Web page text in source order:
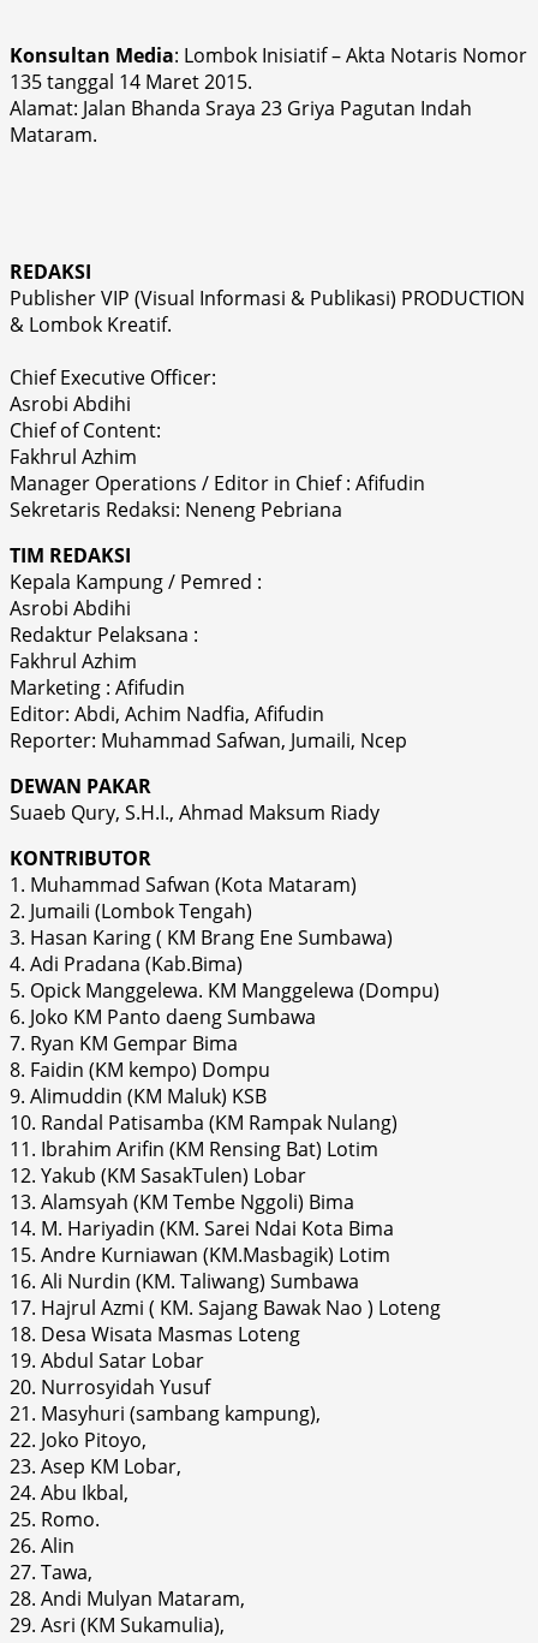
Konsultan Media: Lombok Inisiatif – Akta Notaris Nomor
135 tanggal 14 Maret 2015.
Alamat: Jalan Bhanda Sraya 23 Griya Pagutan Indah
Mataram.
REDAKSI
Publisher VIP (Visual Informasi & Publikasi) PRODUCTION
& Lombok Kreatif.
Chief Executive Officer:
Asrobi Abdihi
Chief of Content:
Fakhrul Azhim
Manager Operations / Editor in Chief : Afifudin
Sekretaris Redaksi: Neneng Pebriana
TIM REDAKSI
Kepala Kampung / Pemred :
Asrobi Abdihi
Redaktur Pelaksana :
Fakhrul Azhim
Marketing : Afifudin
Editor: Abdi, Achim Nadfia, Afifudin
Reporter: Muhammad Safwan, Jumaili, Ncep
DEWAN PAKAR
Suaeb Qury, S.H.I., Ahmad Maksum Riady
KONTRIBUTOR
1. Muhammad Safwan (Kota Mataram)
2. Jumaili (Lombok Tengah)
3. Hasan Karing ( KM Brang Ene Sumbawa)
4. Adi Pradana (Kab.Bima)
5. Opick Manggelewa. KM Manggelewa (Dompu)
6. Joko KM Panto daeng Sumbawa
7. Ryan KM Gempar Bima
8. Faidin (KM kempo) Dompu
9. Alimuddin (KM Maluk) KSB
10. Randal Patisamba (KM Rampak Nulang)
11. Ibrahim Arifin (KM Rensing Bat) Lotim
12. Yakub (KM SasakTulen) Lobar
13. Alamsyah (KM Tembe Nggoli) Bima
14. M. Hariyadin (KM. Sarei Ndai Kota Bima
15. Andre Kurniawan (KM.Masbagik) Lotim
16. Ali Nurdin (KM. Taliwang) Sumbawa
17. Hajrul Azmi ( KM. Sajang Bawak Nao ) Loteng
18. Desa Wisata Masmas Loteng
19. Abdul Satar Lobar
20. Nurrosyidah Yusuf
21. Masyhuri (sambang kampung),
22. Joko Pitoyo,
23. Asep KM Lobar,
24. Abu Ikbal,
25. Romo.
26. Alin
27. Tawa,
28. Andi Mulyan Mataram,
29. Asri (KM Sukamulia),